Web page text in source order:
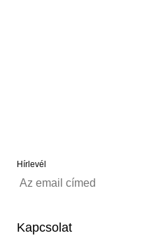
Hírlevél
Kapcsolat